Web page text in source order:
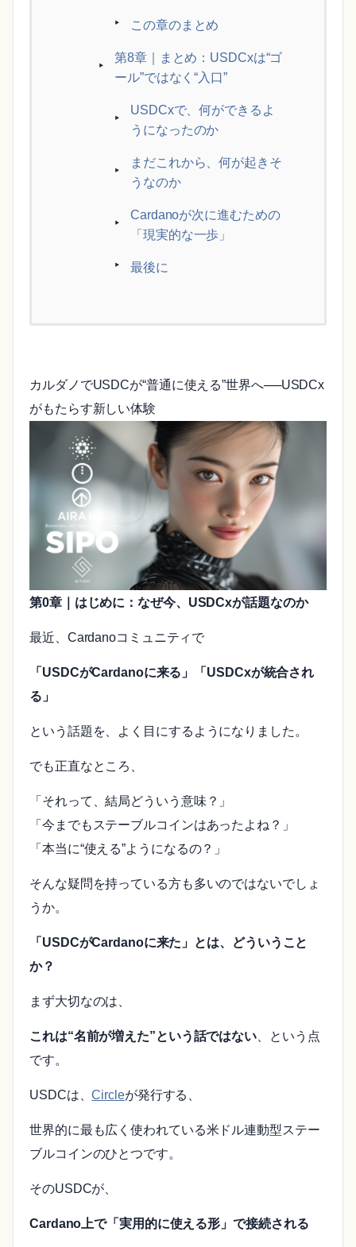
この章のまとめ
第8章｜まとめ：USDCxは“ゴ
ール”ではなく“入口”
USDCxで、何ができるよ
うになったのか
まだこれから、何が起きそ
うなのか
Cardanoが次に進むための
「現実的な一歩」
最後に
カルダノでUSDCが“普通に使える”世界へ──USDCx
がもたらす新しい体験
第0章｜はじめに：なぜ今、USDCxが話題なのか
最近、Cardanoコミュニティで
「USDCがCardanoに来る」「USDCxが統合され
る」
という話題を、よく目にするようになりました。
でも正直なところ、
「それって、結局どういう意味？」
「今までもステーブルコインはあったよね？」
「本当に“使える”ようになるの？」
そんな疑問を持っている方も多いのではないでしょ
うか。
「USDCがCardanoに来た」とは、どういうこと
か？
まず大切なのは、
これは“名前が増えた”という話ではない 、という点
です。
USDCは、Circleが発行する、
世界的に最も広く使われている米ドル連動型ステー
ブルコインのひとつです。
そのUSDCが、
Cardano上で「実用的に使える形」で接続される